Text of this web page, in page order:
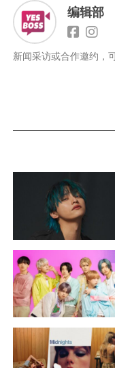
编辑部
新闻采访或合作邀约，